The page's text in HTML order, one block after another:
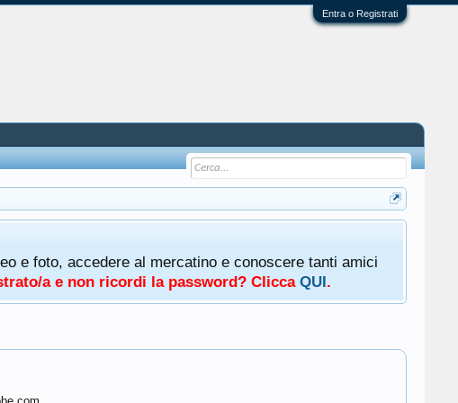
Entra o Registrati
e foto, accedere al mercatino e conoscere tanti amici
a e non ricordi la password? Clicca QUI.